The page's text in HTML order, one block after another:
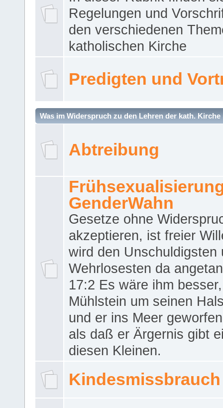
Regelungen und
den verschiedenen
katholischen Kirche
Predigten und
Was im Widerspruch zu den Lehren der kath. Kirche
Abtreibung
GenderWahn
Gesetze ohne
akzeptieren, ist freier
wird den Unschuldigsten
Wehrlosesten da
17:2 Es wäre ihm
Mühlstein um seinen
und er ins Meer
als daß er Ärgernis gibt
diesen Kleinen.
Kindesmissbrauch